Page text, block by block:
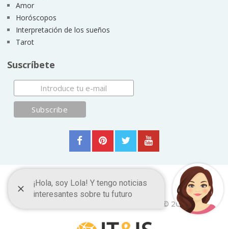
Amor
Horóscopos
Interpretación de los sueños
Tarot
Suscríbete
Copyright © 2026.